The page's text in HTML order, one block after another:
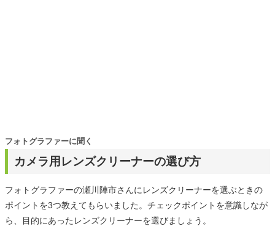
カメラ用レンズクリーナーの選び方
フォトグラファーに聞く
フォトグラファーの瀬川陣市さんにレンズクリーナーを選ぶときの
ポイントを3つ教えてもらいました。チェックポイントを意識しなが
ら、目的にあったレンズクリーナーを選びましょう。